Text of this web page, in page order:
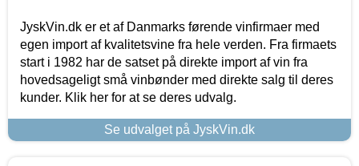
JyskVin.dk er et af Danmarks førende vinfirmaer med
egen import af kvalitetsvine fra hele verden. Fra firmaets
start i 1982 har de satset på direkte import af vin fra
hovedsageligt små vinbønder med direkte salg til deres
kunder. Klik her for at se deres udvalg.
Se udvalget på JyskVin.dk